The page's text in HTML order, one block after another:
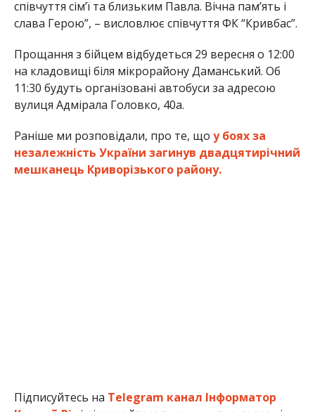
співчуття сім’ї та близьким Павла. Вічна пам’ять і
слава Герою”, – висловлює співчуття ФК “Кривбас”.
Прощання з бійцем відбудеться 29 вересня о 12:00
на кладовищі біля мікрорайону Даманський. Об
11:30 будуть організовані автобуси за адресою
вулиця Адмірала Головко, 40а.
Раніше ми розповідали, про те, що у боях за
незалежність України загинув двадцятирічний
мешканець Криворізького району.
Підписуйтесь на Telegram канал Інформатор